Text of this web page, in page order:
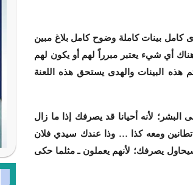
كامل بينات كاملة وضوح كامل بلاغ مبين
وَالنَّاسِ أَجْمَعِينَ} (البقرة: من الآية161) لأنه لم يعد هناك أي شيء يعتبر مبرراً لهم أو يكون لهم
البينات والهدى يستحق هذه اللعنة
لأنه أحيانا قد يصرفك إذا ما زال
ومعه كذا … وذا عندك سيدي فلان
يصرفك؛ لأنهم يعملون ـ مثلما حكى